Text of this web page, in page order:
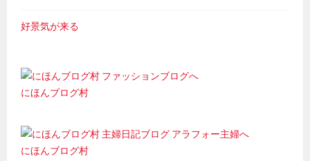
好景気が来る
にほんブログ村
にほんブログ村